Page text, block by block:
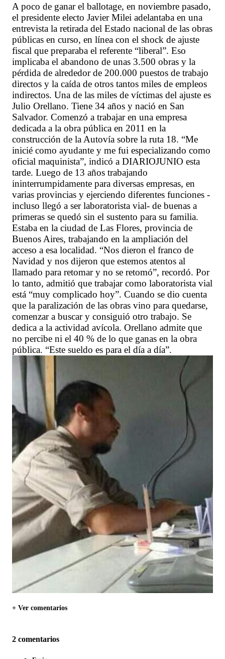
A poco de ganar el ballotage, en noviembre pasado,
el presidente electo Javier Milei adelantaba en una
entrevista la retirada del Estado nacional de las obras
públicas en curso, en línea con el shock de ajuste
fiscal que preparaba el referente “liberal”. Eso
implicaba el abandono de unas 3.500 obras y la
pérdida de alrededor de 200.000 puestos de trabajo
directos y la caída de otros tantos miles de empleos
indirectos. Una de las miles de víctimas del ajuste es
Julio Orellano. Tiene 34 años y nació en San
Salvador. Comenzó a trabajar en una empresa
dedicada a la obra pública en 2011 en la
construcción de la Autovía sobre la ruta 18. “Me
inicié como ayudante y me fui especializando como
oficial maquinista”, indicó a DIARIOJUNIO esta
tarde. Luego de 13 años trabajando
ininterrumpidamente para diversas empresas, en
varias provincias y ejerciendo diferentes funciones -
incluso llegó a ser laboratorista vial- de buenas a
primeras se quedó sin el sustento para su familia.
Estaba en la ciudad de Las Flores, provincia de
Buenos Aires, trabajando en la ampliación del
acceso a esa localidad. “Nos dieron el franco de
Navidad y nos dijeron que estemos atentos al
llamado para retomar y no se retomó”, recordó. Por
lo tanto, admitió que trabajar como laboratorista vial
está “muy complicado hoy”. Cuando se dio cuenta
que la paralización de las obras vino para quedarse,
comenzar a buscar y consiguió otro trabajo. Se
dedica a la actividad avícola. Orellano admite que
no percibe ni el 40 % de lo que ganas en la obra
pública. “Este sueldo es para el día a día”.
+ Ver comentarios
2 comentarios